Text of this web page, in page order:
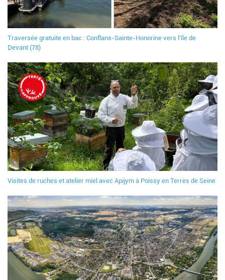
Traversée gratuite en bac : Conflans-Sainte-Honorine vers l’île de
Devant (78)
Visites de ruches et atelier miel avec Apijym à Poissy en Terres de Seine